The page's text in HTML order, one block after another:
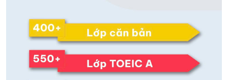
12. How do I find the office manager?
(A) The receptionist would know. (Chọn A)
(B) Desk lamps and headsets. (trả lời cho câu hỏi
What)
(C) Twelve euros.(trả lời cho câu hỏi how many)